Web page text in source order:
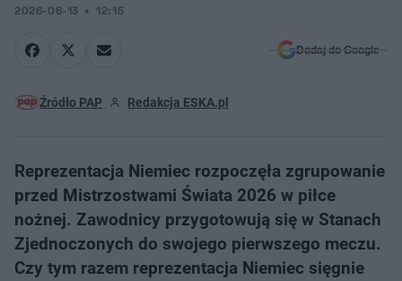
2026-06-13 12:15
Dodaj do Google
Źródło PAP Redakcja ESKA.pl
Reprezentacja Niemiec rozpoczęła zgrupowanie
przed Mistrzostwami Świata 2026 w piłce
nożnej. Zawodnicy przygotowują się w Stanach
Zjednoczonych do swojego pierwszego meczu.
Czy tym razem reprezentacja Niemiec sięgnie